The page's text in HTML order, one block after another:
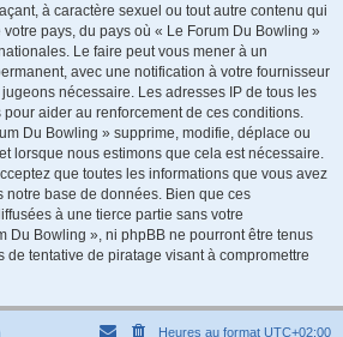
à caractère sexuel ou tout autre contenu qui
pays, du pays où « Le Forum Du Bowling »
Le faire peut vous mener à un
avec une notification à votre fournisseur
nécessaire. Les adresses IP de tous les
aider au renforcement de ces conditions.
Du Bowling » supprime, modifie, déplace ou
lorsque nous estimons que cela est nécessaire.
que toutes les informations que vous avez
notre base de données. Bien que ces
à une tierce partie sans votre
Du Bowling », ni phpBB ne pourront être tenus
de tentative de piratage visant à compromettre
Heures au format UTC+02:00